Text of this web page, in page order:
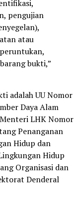
pengujian
atau
bukti,”
adalah UU Nomor
Daya Alam
LHK Nomor
Penanganan
Hidup dan
Hidup
Organisasi dan
Denderal